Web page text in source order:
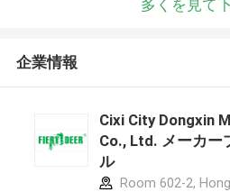
多くを見て
企業情報
Cixi City Dongxin
Co., Ltd. メーカー
ル
Room 602-2,